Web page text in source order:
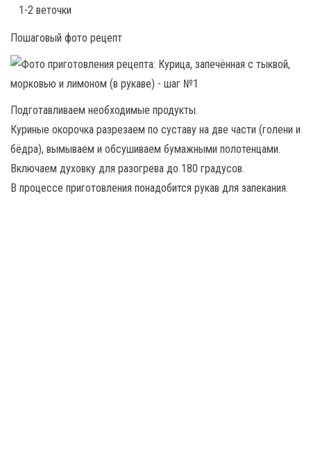
1-2 веточки
Пошаговый фото рецепт
Подготавливаем необходимые продукты.
Куриные окорочка разрезаем по суставу на две части (голени и
бёдра), вымываем и обсушиваем бумажными полотенцами.
Включаем духовку для разогрева до 180 градусов.
В процессе приготовления понадобится рукав для запекания.